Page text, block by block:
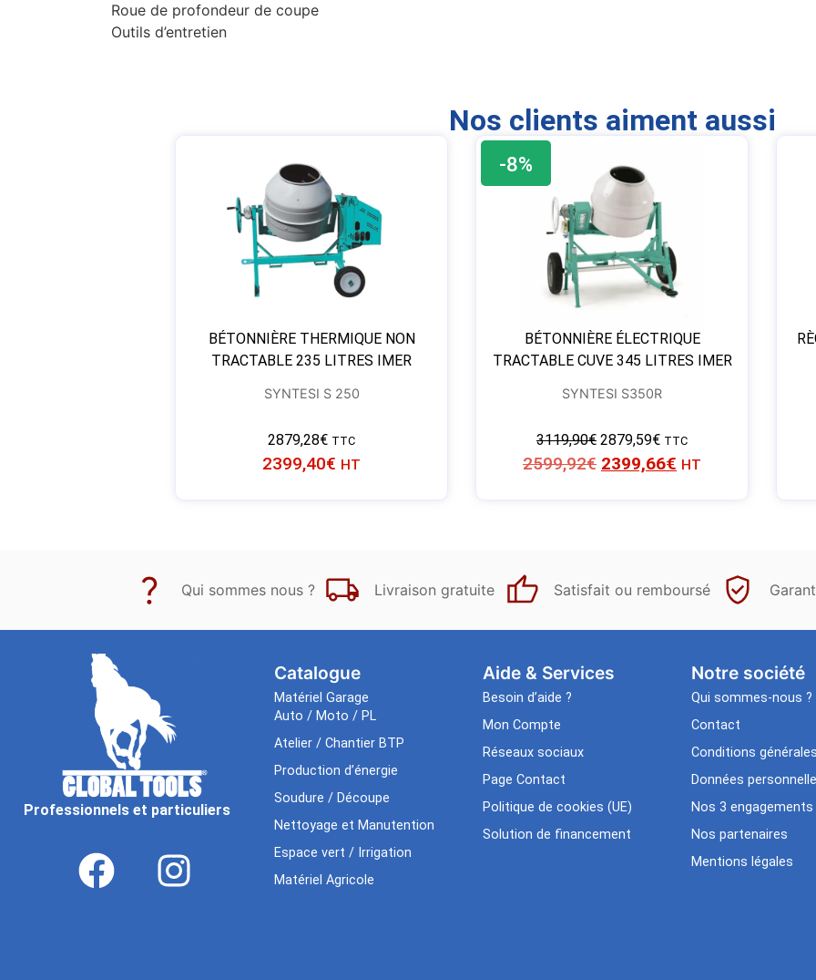
Roue de profondeur de coupe
Outils d’entretien
Nos clients aiment aussi
BÉTONNIÈRE THERMIQUE NON
TRACTABLE 235 LITRES IMER
SYNTESI S 250
2879,28€ TTC
2399,40€ HT
-8%
BÉTONNIÈRE ÉLECTRIQUE
TRACTABLE CUVE 345 LITRES IMER
SYNTESI S350R
3119,90€ 2879,59€ TTC
2599,92€ 2399,66€ HT
Qui sommes nous ? Livraison gratuite Satisfait ou remboursé
Professionnels et particuliers
Catalogue
Matériel Garage
Auto / Moto / PL
Atelier / Chantier BTP
Production d’énergie
Soudure / Découpe
Nettoyage et Manutention
Espace vert / Irrigation
Matériel Agricole
Aide & Services​
Besoin d’aide ?
Mon Compte
Réseaux sociaux
Page Contact
Politique de cookies (UE)
Solution de financement
Notre société
Qui sommes-nous ?
Contact
Conditions
Données
Nos 3 engagements
Nos partenaires
Mentions légales